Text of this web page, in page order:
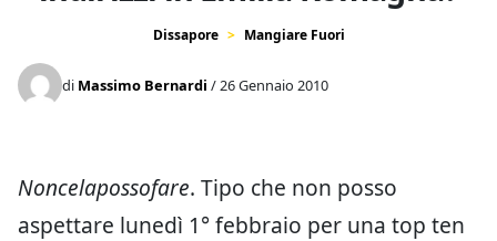
Dissapore Mangiare Fuori
di Massimo Bernardi / 26 Gennaio 2010
Noncelapossofare. Tipo che non posso
aspettare lunedì 1° febbraio per una top ten